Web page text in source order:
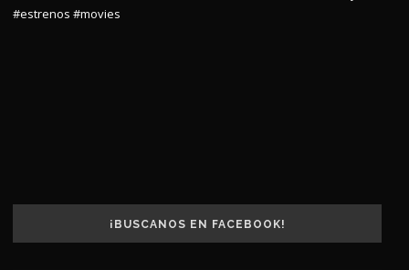
#estrenos #movies
¡BUSCANOS EN FACEBOOK!